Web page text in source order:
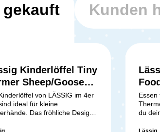
Kunden
Kinderlöffel Tiny
Sheep/Goose
- Set (4 Stk)
von LÄSSIG im 4er
ideal für kleine
Das fröhliche Design
animieren. Auch sind die
Essen
du